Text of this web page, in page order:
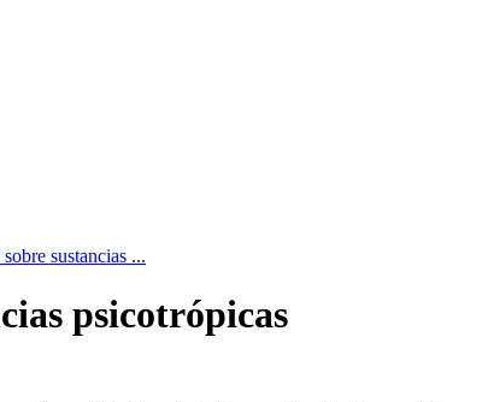
sustancias ...
psicotrópicas